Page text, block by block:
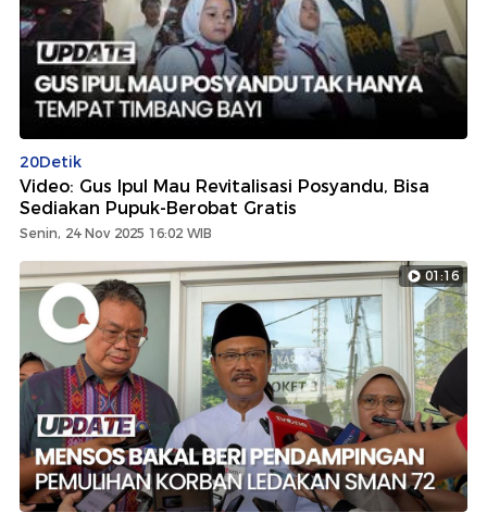
20Detik
Video: Gus Ipul Mau Revitalisasi Posyandu, Bisa
Sediakan Pupuk-Berobat Gratis
Senin, 24 Nov 2025 16:02 WIB
01:16